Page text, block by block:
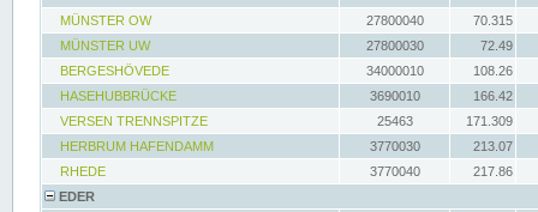
MÜNSTER OW
27800040
70.315
MÜNSTER UW
27800030
72.49
BERGESHÖVEDE
34000010
108.26
HASEHUBBRÜCKE
3690010
166.42
VERSEN TRENNSPITZE
25463
171.309
HERBRUM HAFENDAMM
3770030
213.07
RHEDE
3770040
217.86
EDER